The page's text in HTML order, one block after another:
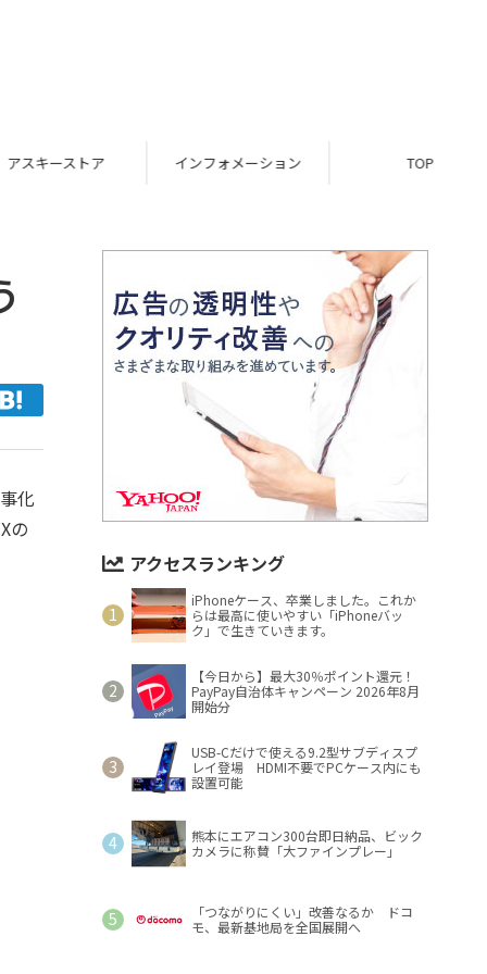
スキーストア インフォメーション TOP
化
の
アクセスランキング
iPhoneケース、卒業しました。これか
らは最高に使いやすい「iPhoneバッ
ク」で生きていきます。
【今日から】最大30％ポイント還元！
PayPay自治体キャンペーン 2026年8月
開始分
USB-Cだけで使える9.2型サブディスプ
レイ登場 HDMI不要でPCケース内にも
設置可能
熊本にエアコン300台即日納品、ビック
カメラに称賛「大ファインプレー」
「つながりにくい」改善なるか ドコ
モ、最新基地局を全国展開へ